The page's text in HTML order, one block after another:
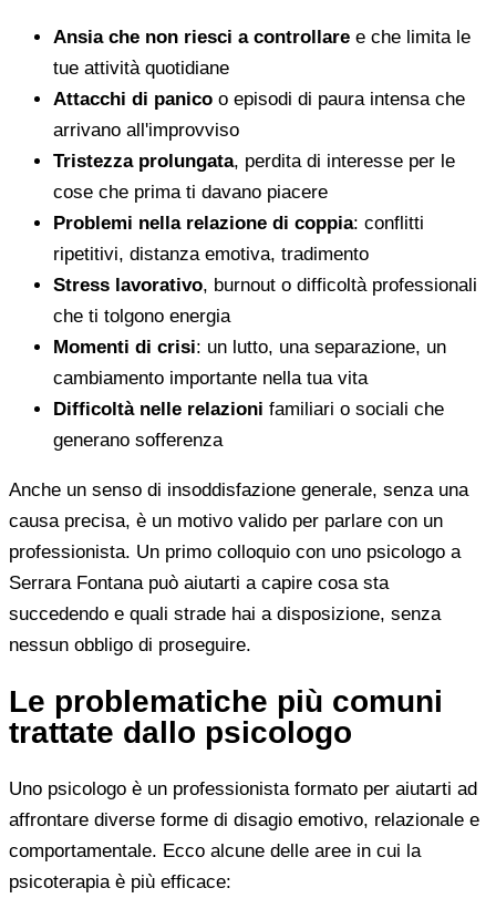
Ansia che non riesci a controllare e che limita le
tue attività quotidiane
Attacchi di panico o episodi di paura intensa che
arrivano all'improvviso
Tristezza prolungata, perdita di interesse per le
cose che prima ti davano piacere
Problemi nella relazione di coppia: conflitti
ripetitivi, distanza emotiva, tradimento
Stress lavorativo, burnout o difficoltà professionali
che ti tolgono energia
Momenti di crisi: un lutto, una separazione, un
cambiamento importante nella tua vita
Difficoltà nelle relazioni familiari o sociali che
generano sofferenza
Anche un senso di insoddisfazione generale, senza una
causa precisa, è un motivo valido per parlare con un
professionista. Un primo colloquio con uno psicologo a
Serrara Fontana può aiutarti a capire cosa sta
succedendo e quali strade hai a disposizione, senza
nessun obbligo di proseguire.
Le problematiche più comuni
trattate dallo psicologo
Uno psicologo è un professionista formato per aiutarti ad
affrontare diverse forme di disagio emotivo, relazionale e
comportamentale. Ecco alcune delle aree in cui la
psicoterapia è più efficace: